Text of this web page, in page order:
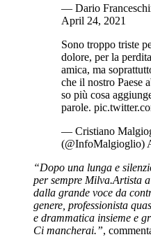
— Dario
April 24, 2021
Sono troppo triste
dolore, per la
amica, ma
che il nostro Paese
so più cosa
parole.
— Cristiano
(@InfoMalgioglio)
“Dopo una lunga e
per sempre Milva.Artista
dalla grande voce da
genere, professionista
e drammatica insieme e
Ci mancherai.”,